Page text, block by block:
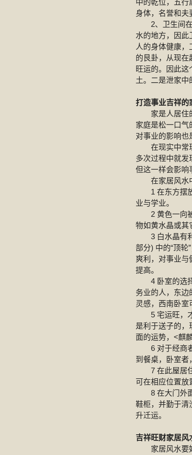
中的乾位，五行
身体，名誉和夫
2、卫生间在
水的地方，因此
人的身体健康
的艮卦，从现在
旺运的。因此
土。二是泄家中
打造事业吉祥的
家是人居住的
家庭是松一口气
对事业的影响也
在现实中常现
多次过程中就发
但这一样会影响
在家居风水中
1 在东方摆放
业与学业。
2 黄色一向被
物如黄水晶或其
3 白水晶有利
部分) 中的“顶
爽利，对事业与
提高。
4 卧室的选择
务业的人，东边
灵感，西南卧室
5 宅运旺，才
是利于送子的，
面的运势，<麒
6 对于经商者
到餐桌，卧室者
7 在此屋居住
可在相应位置放
8 在大门外面
鞋柜，并勤于清
升迁运。
吉祥旺财家居风
家居风水要好